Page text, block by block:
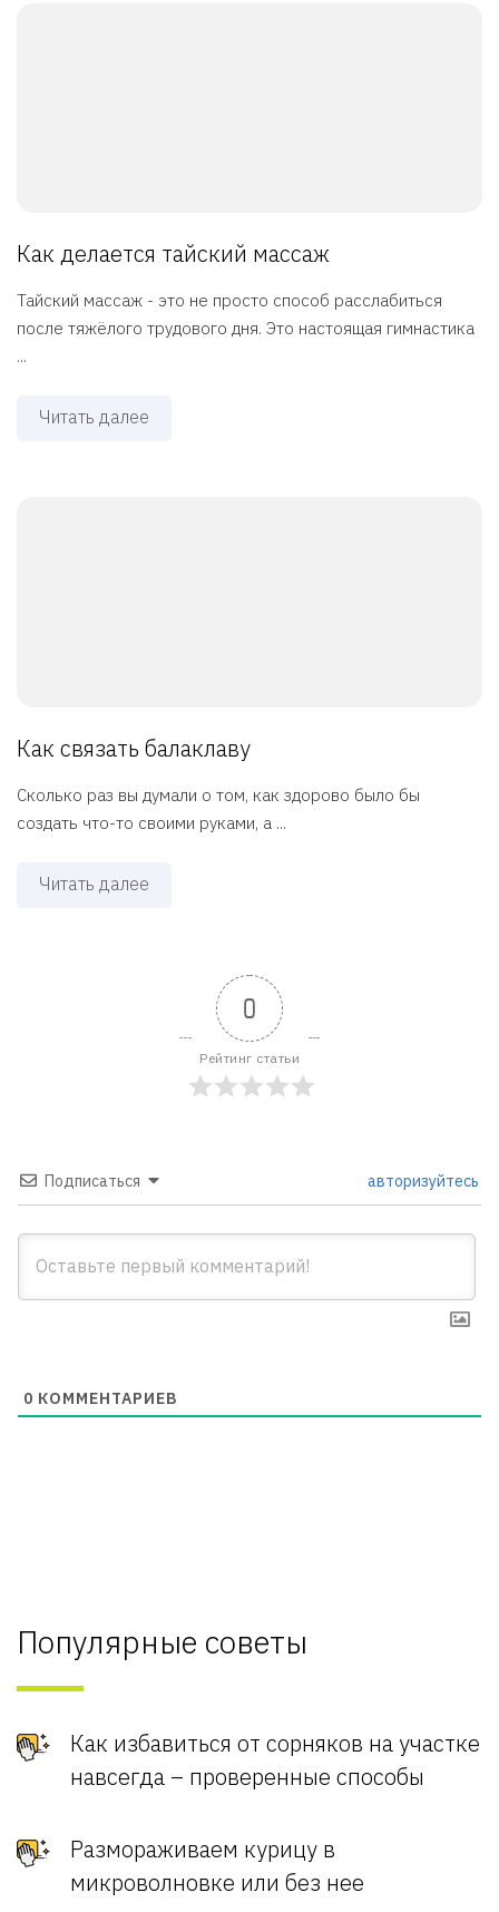
Как делается тайский массаж
Тайский массаж - это не просто способ расслабиться
после тяжёлого трудового дня. Это настоящая гимнастика
...
Читать далее
Как связать балаклаву
Сколько раз вы думали о том, как здорово было бы
создать что-то своими руками, а ...
Читать далее
0
Рейтинг статьи
Подписаться авторизуйтесь
0 КОММЕНТАРИЕВ
Популярные советы
Как избавиться от сорняков на участке
навсегда – проверенные способы
Размораживаем курицу в
микроволновке или без нее